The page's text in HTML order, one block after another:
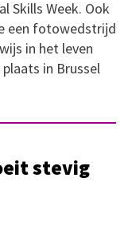
Skills Week. Ook
een fotowedstrijd
in het leven
in Brussel
stevig